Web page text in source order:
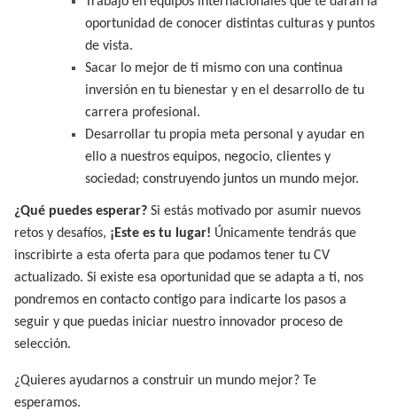
oportunidad de conocer distintas culturas y puntos
de vista.
Sacar lo mejor de ti mismo con una continua
inversión en tu bienestar y en el desarrollo de tu
carrera profesional.
Desarrollar tu propia meta personal y ayudar en
ello a nuestros equipos, negocio, clientes y
sociedad; construyendo juntos un mundo mejor.
¿Qué puedes esperar? Si estás motivado por asumir nuevos
retos y desafíos, ¡Este es tu lugar! Únicamente tendrás que
inscribirte a esta oferta para que podamos tener tu CV
actualizado. Si existe esa oportunidad que se adapta a ti, nos
pondremos en contacto contigo para indicarte los pasos a
seguir y que puedas iniciar nuestro innovador proceso de
selección.
¿Quieres ayudarnos a construir un mundo mejor? Te
esperamos.